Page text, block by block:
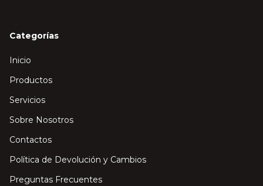
Categorías
Inicio
Productos
Servicios
Sobre Nosotros
Contactos
Política de Devolución y Cambios
Preguntas Frecuentes